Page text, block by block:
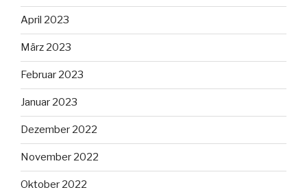
April 2023
März 2023
Februar 2023
Januar 2023
Dezember 2022
November 2022
Oktober 2022